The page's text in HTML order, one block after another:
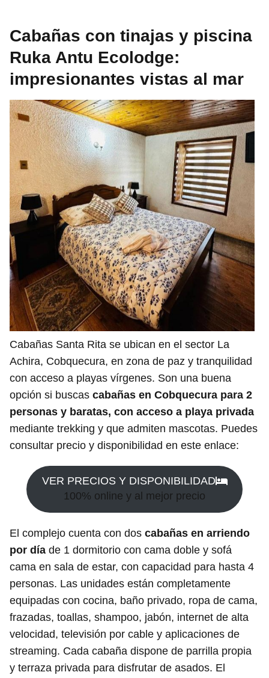
Cabañas con tinajas y piscina
Ruka Antu Ecolodge:
impresionantes vistas al mar
Cabañas Santa Rita se ubican en el sector La
Achira, Cobquecura, en zona de paz y tranquilidad
con acceso a playas vírgenes. Son una buena
opción si buscas cabañas en Cobquecura para 2
personas y baratas, con acceso a playa privada
mediante trekking y que admiten mascotas. Puedes
consultar precio y disponibilidad en este enlace:
VER PRECIOS Y DISPONIBILIDAD
100% online y al mejor precio
El complejo cuenta con dos cabañas en arriendo
por día de 1 dormitorio con cama doble y sofá
cama en sala de estar, con capacidad para hasta 4
personas. Las unidades están completamente
equipadas con cocina, baño privado, ropa de cama,
frazadas, toallas, shampoo, jabón, internet de alta
velocidad, televisión por cable y aplicaciones de
streaming. Cada cabaña dispone de parrilla propia
y terraza privada para disfrutar de asados. El